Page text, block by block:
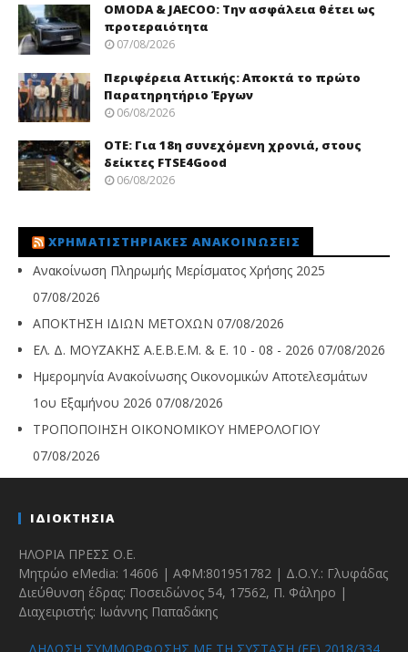
OMODA & JAECOO: Την ασφάλεια θέτει ως
προτεραιότητα
07/08/2026
Περιφέρεια Αττικής: Αποκτά το πρώτο
Παρατηρητήριο Έργων
06/08/2026
ΟΤΕ: Για 18η συνεχόμενη χρονιά, στους
δείκτες FTSE4Good
06/08/2026
ΧΡΗΜΑΤΙΣΤΗΡΙΑΚΈΣ ΑΝΑΚΟΙΝΏΣΕΙΣ
Ανακοίνωση Πληρωμής Μερίσματος Χρήσης 2025
07/08/2026
ΑΠΟΚΤΗΣΗ ΙΔΙΩΝ ΜΕΤΟΧΩΝ 07/08/2026
ΕΛ. Δ. ΜΟΥΖΑΚΗΣ Α.Ε.Β.Ε.Μ. & Ε. 10 - 08 - 2026 07/08/2026
Ημερομηνία Ανακοίνωσης Οικονομικών Αποτελεσμάτων
1ου Εξαμήνου 2026 07/08/2026
ΤΡΟΠΟΠΟΙΗΣΗ ΟΙΚΟΝΟΜΙΚΟΥ ΗΜΕΡΟΛΟΓΙΟΥ
07/08/2026
ΙΔΙΟΚΤΗΣΙΑ
ΗΛΟΡΙΑ ΠΡΕΣΣ Ο.Ε.
Μητρώο eMedia: 14606 | ΑΦΜ:801951782 | Δ.Ο.Υ.: Γλυφάδας
Διεύθυνση έδρας: Ποσειδώνος 54, 17562, Π. Φάληρο |
Διαχειριστής: Ιωάννης Παπαδάκης
ΔΗΛΩΣΗ ΣΥΜΜΟΡΦΩΣΗΣ ΜΕ ΤΗ ΣΥΣΤΑΣΗ (ΕΕ) 2018/334